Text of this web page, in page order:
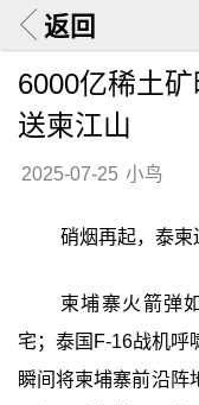
返回
6000亿稀土
送柬江山
2025-07-25 小鸟
硝烟再起，泰柬
柬埔寨火箭弹
宅；泰国F-16战机呼
瞬间将柬埔寨前沿阵